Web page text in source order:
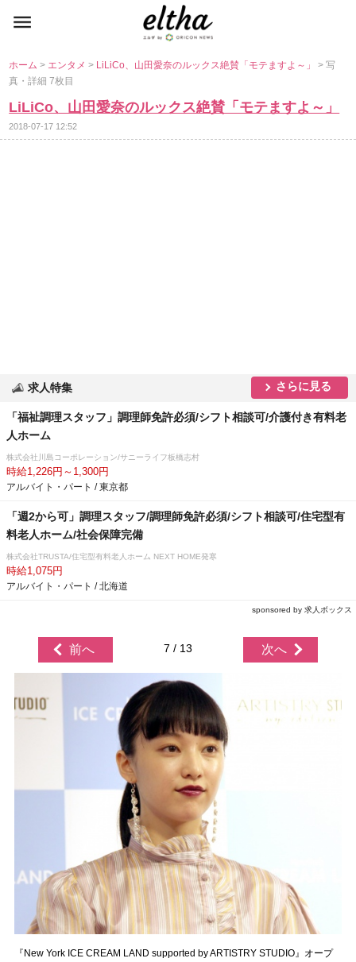
ホーム> エンタメ> LiLiCo、山田愛奈のルックス絶賛「モテますよ～」> 写
真・詳細 7枚目
LiLiCo、山田愛奈のルックス絶賛「モテますよ～」
2018-07-17 12:52
求人特集 さらに見る
「福祉調理スタッフ」調理師免許必須/シフト相談可/介護付き有料老
人ホーム
株式会社川島コーポレーション/サニーライフ板橋志村
時給1,226円～1,300円
アルバイト・パート / 東京都
「週2から可」調理スタッフ/調理師免許必須/シフト相談可/住宅型有
料老人ホーム/社会保障完備
株式会社TRUSTA/住宅型有料老人ホーム NEXT HOME発寒
時給1,075円
アルバイト・パート / 北海道
sponsored by 求人ボックス
前へ 7 / 13 次へ
『New York ICE CREAM LAND supported by ARTISTRY STUDIO』オープ